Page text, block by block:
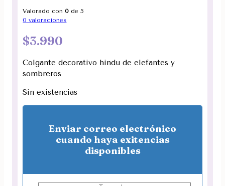
Valorado con0 de 5
0 valoraciones
$3.990
Colgante decorativo hindu de elefantes y
sombreros
Sin existencias
Enviar correo electrónico
cuando haya exitencias
disponibles